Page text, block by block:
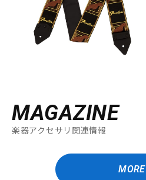
MAGAZINE
楽器アクセサリ関連情報
MORE